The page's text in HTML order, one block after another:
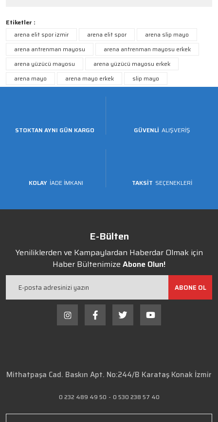
Etiketler :
arena elit spor izmir
arena elit spor
arena slip mayo
arena antrenman mayosu
arena antrenman mayosu erkek
arena yüzücü mayosu
arena yüzücü mayosu erkek
arena mayo
arena mayo erkek slip mayo
STOKTAN AYNI GÜN KARGO GÜVENLİ ALIŞVERİŞ
KOLAY İADE İMKANI TAKSİT SEÇENEKLERİ
E-Bülten
Yeniliklerden ve Kampaylardan Haberdar Olmak için
Haber Bültenimize Abone Olun!
ABONE OL
Mithatpaşa Cad. Baskın Apt. No:244/B Karataş Konak İzmir
0 232 489 49 50 - 0 530 238 57 40